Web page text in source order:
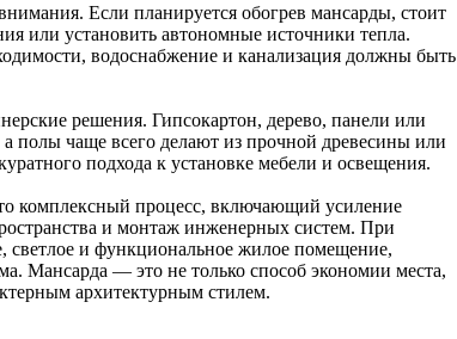
Если планируется обогрев мансарды, стоит
или установить автономные источники тепла.
водоснабжение и канализация должны быть
решения. Гипсокартон, дерево, панели или
а полы чаще всего делают из прочной древесины или
подхода к установке мебели и освещения.
комплексный процесс, включающий усиление
и монтаж инженерных систем. При
светлое и функциональное жилое помещение,
Мансарда — это не только способ экономии места,
архитектурным стилем.